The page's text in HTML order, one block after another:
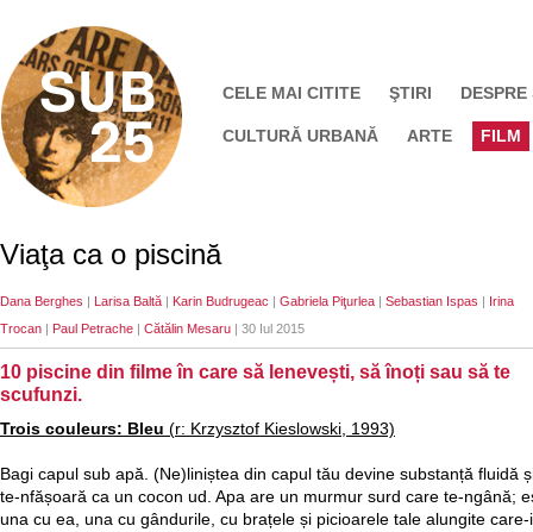
CELE MAI CITITE ŞTIRI DESPRE
CULTURĂ URBANĂ ARTE FILM
Viaţa ca o piscină
Dana Berghes | Larisa Baltă | Karin Budrugeac | Gabriela Piţurlea | Sebastian Ispas | Irina
Trocan | Paul Petrache | Cătălin Mesaru | 30 Iul 2015
10 piscine din filme în care să lenevești, să înoți sau să te
scufunzi.
Trois couleurs: Bleu (r: Krzysztof Kieslowski, 1993)
Bagi capul sub apă. (Ne)liniștea din capul tău devine substanță fluidă
te-nfășoară ca un cocon ud. Apa are un murmur surd care te-ngână;
una cu ea, una cu gândurile, cu brațele și picioarele tale alungite care-i